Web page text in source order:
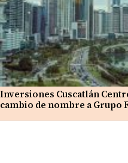
Inversiones Cuscatlán
cambio de nombre a Grupo